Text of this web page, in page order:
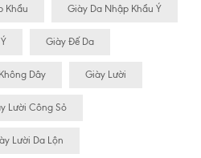
Khẩu Giày Da Nhập Khẩu Ý
Giày Đế Da
Dây Giày Lười
Lười Công Sỏ
Lười Da Lộn